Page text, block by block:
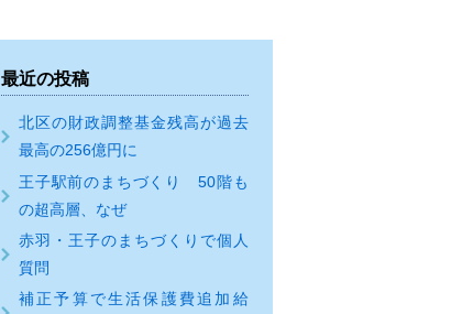
最近の投稿
北区の財政調整基金残高が過去
最高の256億円に
王子駅前のまちづくり 50階も
の超高層、なぜ
赤羽・王子のまちづくりで個人
質問
補正予算で生活保護費追加給